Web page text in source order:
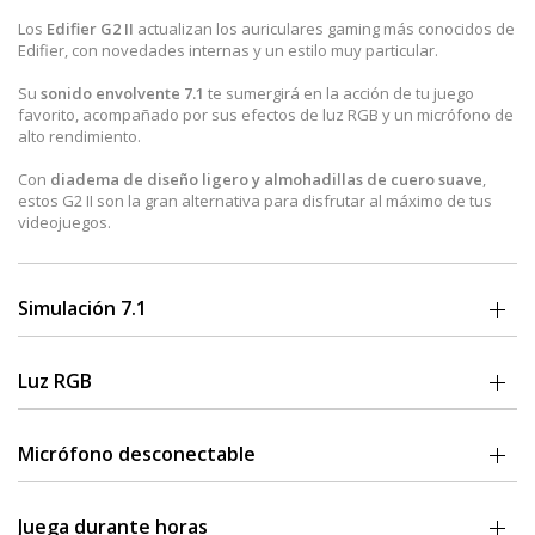
Los Edifier G2 II actualizan los auriculares gaming más conocidos de
Edifier, con novedades internas y un estilo muy particular.
Su sonido envolvente 7.1 te sumergirá en la acción de tu juego
favorito, acompañado por sus efectos de luz RGB y un micrófono de
alto rendimiento.
Con diadema de diseño ligero y almohadillas de cuero suave
estos G2 II son la gran alternativa para disfrutar al máximo de tus
videojuegos.
Simulación 7.1
Escucha a tus oponentes con mayor precisión, y siente en primera
acompañado por una gran pegada en frecuencias bajas.
Luz RGB
RGBde colores mientras juegas, para vivir así una verdadera
Micrófono desconectable
con un condensador electret de 6mm, y es de
diseño desmontable
Juega durante horas